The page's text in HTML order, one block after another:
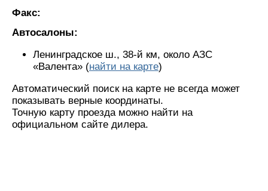
Факс:
Автосалоны:
Ленинградское ш., 38-й км, около АЗС
«Валента» (найти на карте)
Автоматический поиск на карте не всегда может
показывать верные координаты.
Точную карту проезда можно найти на
официальном сайте дилера.